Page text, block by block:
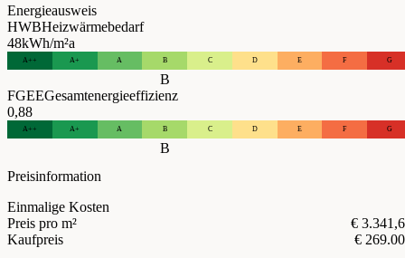
Energieausweis
HWBHeizwärmebedarf
48kWh/m²a
A++ A+ A B C D E F G
B
FGEEGesamtenergieeffizienz
0,88
A++ A+ A B C D E F G
B
Preisinformation
Einmalige Kosten
Preis pro m²
€
Kaufpreis
€